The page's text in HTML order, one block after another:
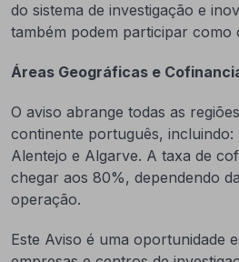
do sistema de investigação e
também podem participar como
Áreas Geográficas e
O aviso abrange todas as
continente português,
Alentejo e Algarve. A taxa de
chegar aos 80%, dependendo
operação.
Este Aviso é uma oportunidade